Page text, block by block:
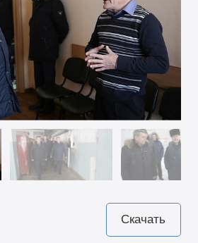
Скачать